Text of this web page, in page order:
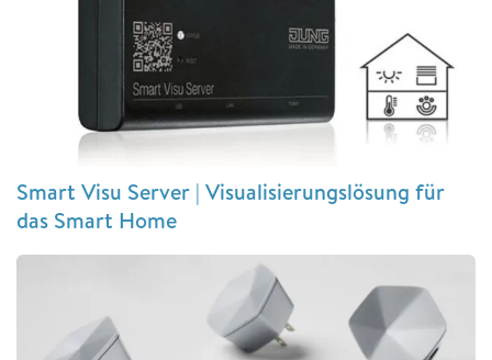
Smart Visu Server | Visualisierungslösung für
das Smart Home